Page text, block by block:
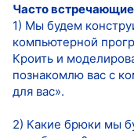
Часто
1) Мы будем
компьютерной
Кроить и
познакомлю вас с
для вас».
2) Какие брюки мы